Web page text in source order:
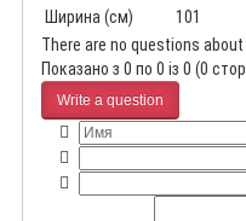
Ширина (см)
101
There are no questions about
Показано з 0 по 0 із 0 (0
Write a question